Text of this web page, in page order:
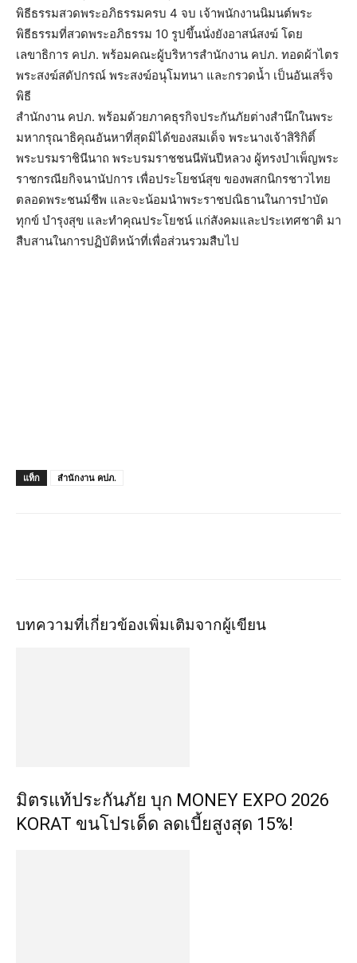
พิธีธรรมสวดพระอภิธรรมครบ 4 จบ เจ้าพนักงานนิมนต์พระ
พิธีธรรมที่สวดพระอภิธรรม 10 รูปขึ้นนั่งยังอาสน์สงฆ์ โดย
เลขาธิการ คปภ. พร้อมคณะผู้บริหารสำนักงาน คปภ. ทอดผ้าไตร
พระสงฆ์สดัปกรณ์ พระสงฆ์อนุโมทนา และกรวดน้ำ เป็นอันเสร็จ
พิธี
สำนักงาน คปภ. พร้อมด้วยภาคธุรกิจประกันภัยต่างสำนึกในพระ
มหากรุณาธิคุณอันหาที่สุดมิได้ของสมเด็จ พระนางเจ้าสิริกิติ์
พระบรมราชินีนาถ พระบรมราชชนนีพันปีหลวง ผู้ทรงบำเพ็ญพระ
ราชกรณียกิจนานัปการ เพื่อประโยชน์สุข ของพสกนิกรชาวไทย
ตลอดพระชนม์ชีพ และจะน้อมนำพระราชปณิธานในการบำบัด
ทุกข์ บำรุงสุข และทำคุณประโยชน์ แก่สังคมและประเทศชาติ มา
สืบสานในการปฏิบัติหน้าที่เพื่อส่วนรวมสืบไป
แท็ก สำนักงาน คปภ.
บทความที่เกี่ยวข้องเพิ่มเติมจากผู้เขียน
มิตรแท้ประกันภัย บุก MONEY EXPO 2026
KORAT ขนโปรเด็ด ลดเบี้ยสูงสุด 15%!